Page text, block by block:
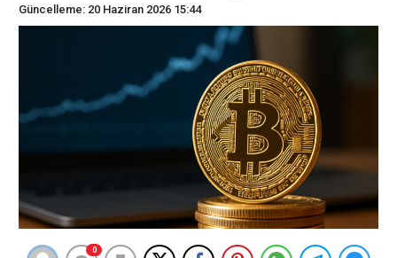
Güncelleme: 20 Haziran 2026 15:44
0